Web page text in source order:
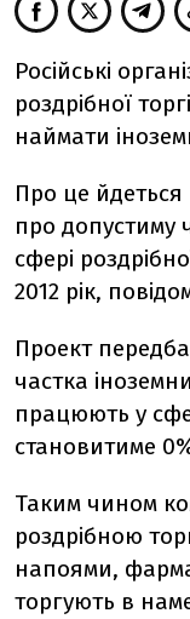
Російські
роздрібної
наймати
Про це
про допустиму
сфері
2012 рік,
Проект
частка
працюють у
становитиме
Таким чином
роздрібною
напоями,
торгують в